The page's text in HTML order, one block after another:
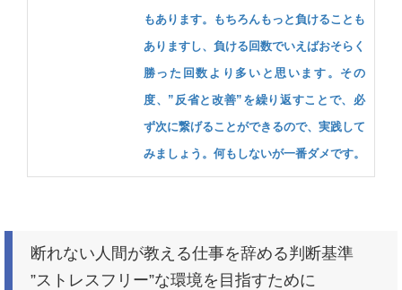
もあります。もちろんもっと負けることも
ありますし、負ける回数でいえばおそらく
勝った回数より多いと思います。その
度、”反省と改善”を繰り返すことで、必
ず次に繋げることができるので、実践して
みましょう。何もしないが一番ダメです。
断れない人間が教える仕事を辞める判断基準
”ストレスフリー”な環境を目指すために